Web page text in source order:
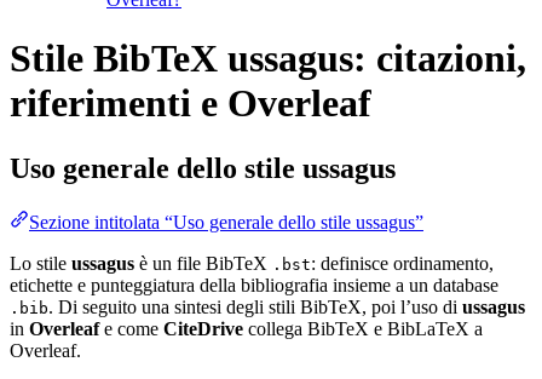
Stile BibTeX ussagus: citazioni,
riferimenti e Overleaf
Uso generale dello stile ussagus
Sezione intitolata “Uso generale dello stile ussagus”
Lo stile ussagus è un file BibTeX .bst: definisce ordinamento,
etichette e punteggiatura della bibliografia insieme a un database
.bib. Di seguito una sintesi degli stili BibTeX, poi l’uso di ussagus
in Overleafe come CiteDrive collega BibTeX e BibLaTeX a
Overleaf.